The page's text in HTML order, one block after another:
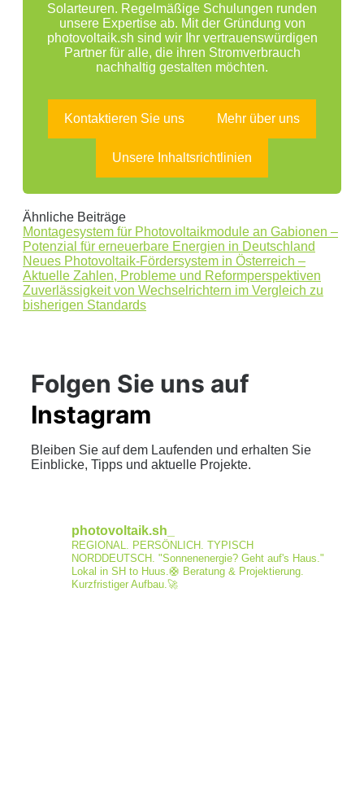
Solarteuren. Regelmäßige Schulungen runden
unsere Expertise ab. Mit der Gründung von
photovoltaik.sh sind wir Ihr vertrauenswürdigen
Partner für alle, die ihren Stromverbrauch
nachhaltig gestalten möchten.
Kontaktieren Sie uns Mehr über uns
Unsere Inhaltsrichtlinien
Ähnliche Beiträge
Montagesystem für Photovoltaikmodule an Gabionen –
Potenzial für erneuerbare Energien in Deutschland
Neues Photovoltaik-Fördersystem in Österreich –
Aktuelle Zahlen, Probleme und Reformperspektiven
Zuverlässigkeit von Wechselrichtern im Vergleich zu
bisherigen Standards
Folgen Sie uns auf
Instagram
Bleiben Sie auf dem Laufenden und erhalten Sie
Einblicke, Tipps und aktuelle Projekte.
photovoltaik.sh_
REGIONAL. PERSÖNLICH. TYPISCH
NORDDEUTSCH. "Sonnenenergie? Geht auf's Haus."
Lokal in SH to Huus.🛟 Beratung & Projektierung.
Kurzfristiger Aufbau.🚀